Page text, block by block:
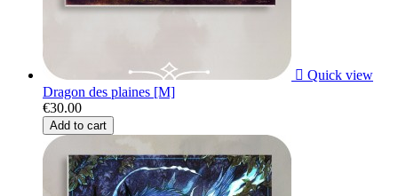
 Quick view
Dragon des plaines [M]
€30.00
Add to cart